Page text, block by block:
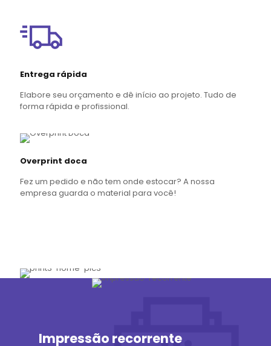
Entrega rápida
Elabore seu orçamento e dê início ao projeto. Tudo de
forma rápida e profissional.
Overprint doca
Fez um pedido e não tem onde estocar? A nossa
empresa guarda o material para você!
Impressão recorrente